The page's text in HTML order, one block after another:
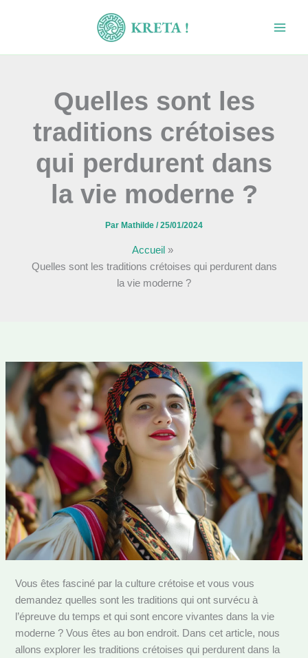
Quelles sont les
traditions crétoises
qui perdurent dans
la vie moderne ?
Par Mathilde /25/01/2024
Accueil
Quelles sont les traditions crétoises qui perdurent dans
la vie moderne ?
Vous êtes fasciné par la culture crétoise et vous vous
demandez quelles sont les traditions qui ont survécu à
l’épreuve du temps et qui sont encore vivantes dans la vie
moderne ? Vous êtes au bon endroit. Dans cet article, nous
allons explorer les traditions crétoises qui perdurent dans la